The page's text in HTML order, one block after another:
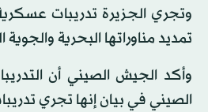
وتجري الجزيرة تدريبات
تمديد مناوراتها البحرية
وأكد الجيش الصيني أن
الصيني في بيان إنها تجري